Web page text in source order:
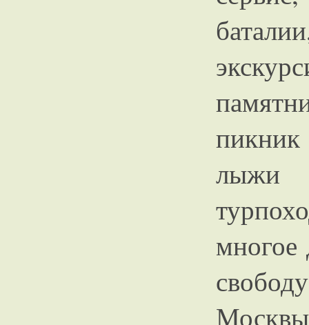
лыжи
многое